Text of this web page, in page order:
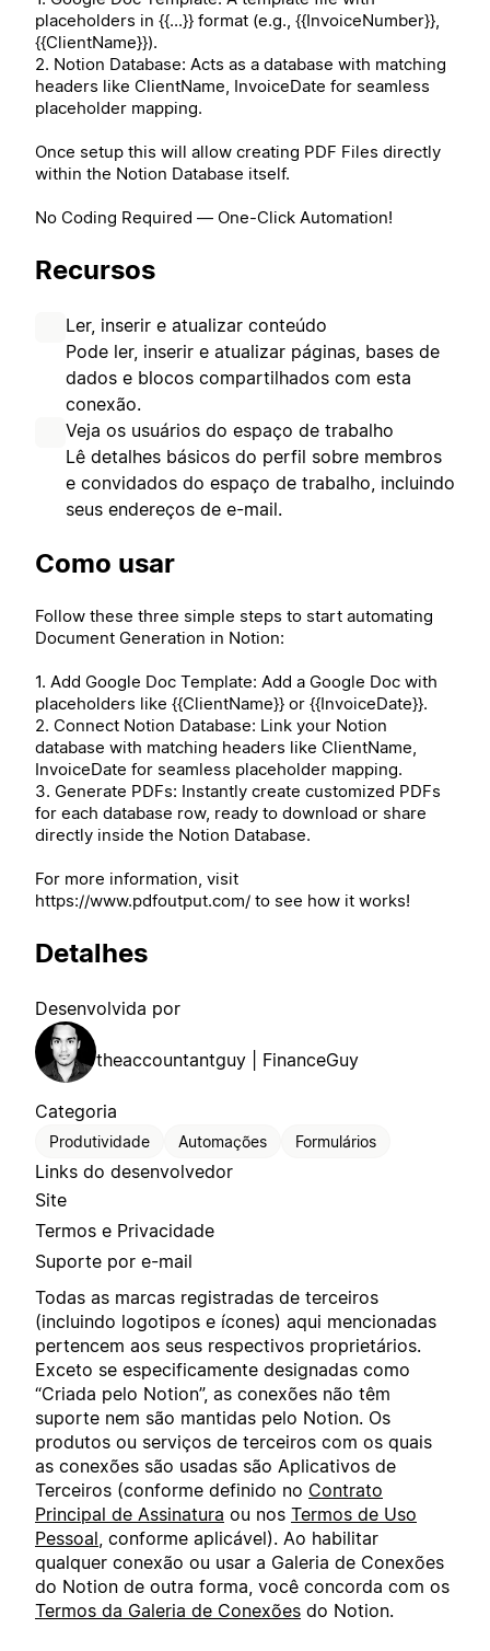
placeholders in {{...}} format (e.g., {{InvoiceNumber}},
{{ClientName}}).
2. Notion Database: Acts as a database with matching
headers like ClientName, InvoiceDate for seamless
placeholder mapping.
Once setup this will allow creating PDF Files directly
within the Notion Database itself.
No Coding Required — One-Click Automation!
Recursos
Ler, inserir e atualizar conteúdo
Pode ler, inserir e atualizar páginas, bases de
dados e blocos compartilhados com esta
conexão.
Veja os usuários do espaço de trabalho
Lê detalhes básicos do perfil sobre membros
e convidados do espaço de trabalho, incluindo
seus endereços de e-mail.
Como usar
Follow these three simple steps to start automating
Document Generation in Notion:
1. Add Google Doc Template: Add a Google Doc with
placeholders like {{ClientName}} or {{InvoiceDate}}.
2. Connect Notion Database: Link your Notion
database with matching headers like ClientName,
InvoiceDate for seamless placeholder mapping.
3. Generate PDFs: Instantly create customized PDFs
for each database row, ready to download or share
directly inside the Notion Database.
For more information, visit
https://www.pdfoutput.com/ to see how it works!
Detalhes
Desenvolvida por
theaccountantguy | FinanceGuy
Categoria
Produtividade Automações Formulários
Links do desenvolvedor
Site
Termos e Privacidade
Suporte por e-mail
Todas as marcas registradas de terceiros
(incluindo logotipos e ícones) aqui mencionadas
pertencem aos seus respectivos proprietários.
Exceto se especificamente designadas como
“Criada pelo Notion”, as conexões não têm
suporte nem são mantidas pelo Notion. Os
produtos ou serviços de terceiros com os quais
as conexões são usadas são Aplicativos de
Terceiros (conforme definido no Contrato
Principal de Assinatura ou nos Termos de Uso
Pessoal, conforme aplicável). Ao habilitar
qualquer conexão ou usar a Galeria de Conexões
do Notion de outra forma, você concorda com os
Termos da Galeria de Conexões do Notion.